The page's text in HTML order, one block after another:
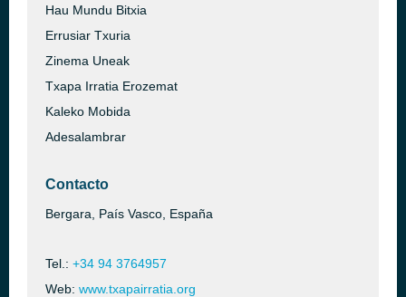
Hau Mundu Bitxia
Errusiar Txuria
Zinema Uneak
Txapa Irratia Erozemat
Kaleko Mobida
Adesalambrar
Contacto
Bergara, País Vasco, España
Tel.: +34 94 3764957
Web: www.txapairratia.org